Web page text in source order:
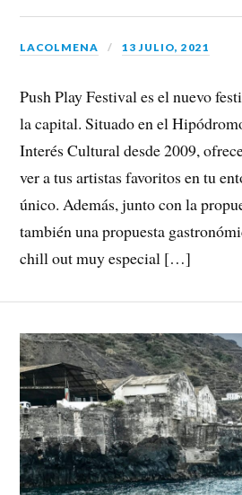
LACOLMENA 13 JULIO, 2021
Push Play Festival es el nuevo
la capital. Situado en el
Interés Cultural desde 2009,
ver a tus artistas favoritos en tu
único. Además, junto con la
también una propuesta
chill out muy especial […]